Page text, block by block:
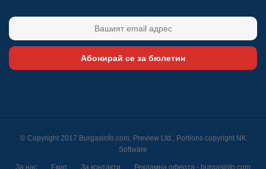
Абонирай се за бюлетин
© Copyright 2017 Burgasinfo.com, Preview Ltd., Portions copyright NK
Software
За нас Екип За контакти Рекламна оферта - burgasinfo.com